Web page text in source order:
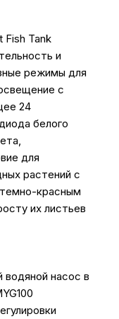
Fish Tank
и
режимы для
с
24
белого
для
растений с
красным
их листьев
водяной насос в